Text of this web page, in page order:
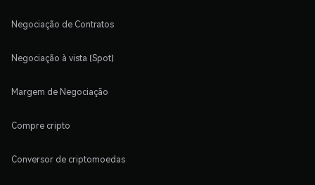
Negociação de Contratos
Negociação à vista (Spot)
Margem de Negociação
Compre cripto
Conversor de criptomoedas